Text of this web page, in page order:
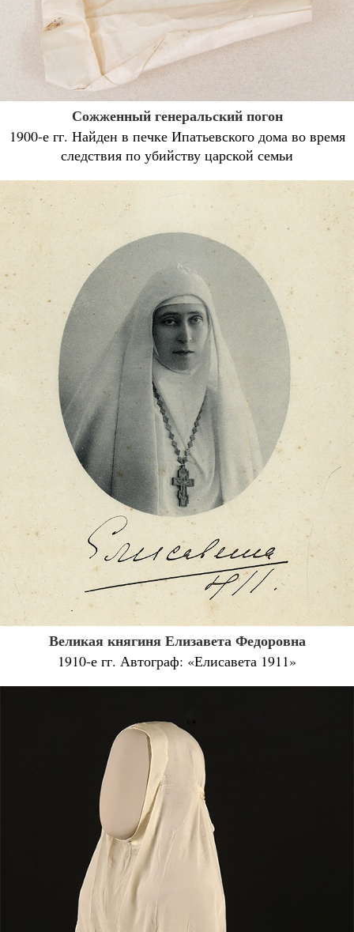
Сожженный генеральский погон
1900-е гг. Найден в печке Ипатьевского дома во время
следствия по убийству царской семьи
Великая княгиня Елизавета Федоровна
1910-е гг. Автограф: «Елисавета 1911»